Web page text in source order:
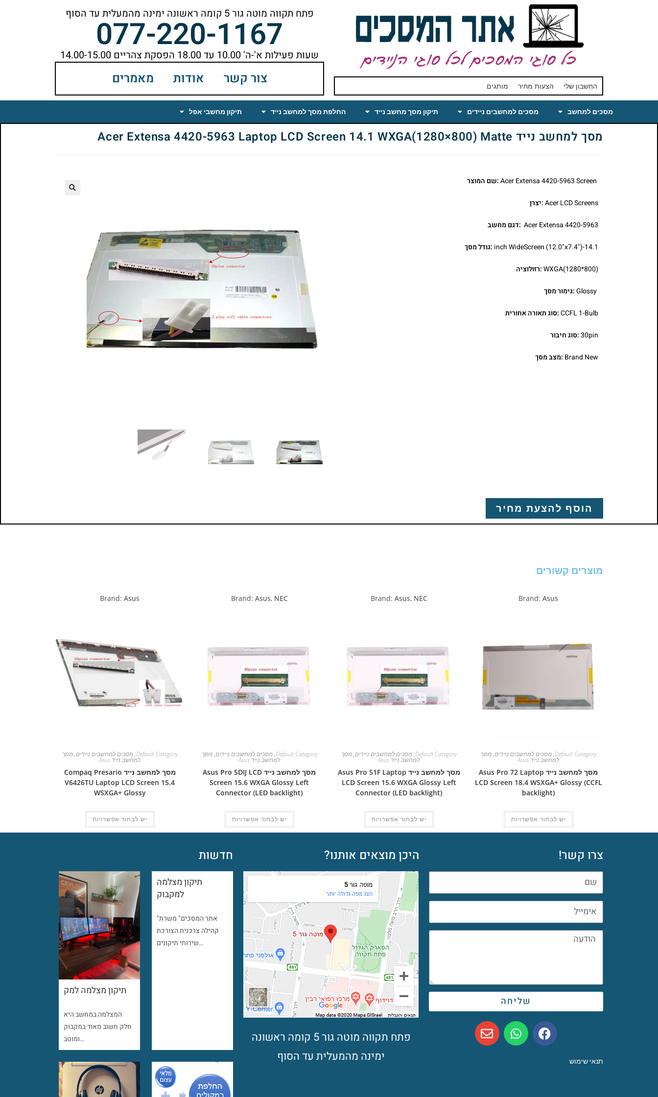
החשבון שלי הצעות מחיר מותגים
פתח תקווה מוטה גור 5 קומה ראשונה ימינה מהמעלית עד הסוף
077-220-1167שעות פעילות א'-ה' 10.00 עד 18.00 הפסקת צהריים 14.00-15.00
צור קשר אודות מאמרים
מסכים למחשב מסכים למחשבים ניידים תיקון מסך מחשב נייד החלפת מסך למחשב נייד תיקון מחשבי אפל
מסך למחשב נייד Acer Extensa 4420-5963 Laptop LCD Screen 14.1 WXGA(1280×800) Matte
:שם המוצר
Acer LCD Screens:יצרן
Acer Extensa 4420-5963 :דגם מחשב
14.1-inch WideScreen (12.0"x7.4") :גודל מסך
WXGA(1280*800):רזולוציה
Glossy:גימור מסך
CCFL 1-Bulb:סוג תאורה אחורית
30pin:סוג חיבור
Brand New :מצב מסך
הוסף להצעת מחיר
מוצרים קשורים
Brand: Asus
Default Category
,מסכים למחשבים ניידים,מסך
למחשב נייד Asus
מסך למחשב נייד Asus Pro 72 Laptop
LCD Screen 18.4 WSXGA+ Glossy (CCFL
backlight)
יש לבחור אפשרויות
Brand: Asus, NEC
Default Category
,מסכים למחשבים ניידים,מסך
למחשב נייד Asus
מסך למחשב נייד Asus Pro 51F Laptop
LCD Screen 15.6 WXGA Glossy Left
Connector (LED backlight)
יש לבחור אפשרויות
Brand: Asus, NEC
Default Category
,מסכים למחשבים ניידים,מסך
למחשב נייד Asus
מסך למחשב נייד Asus Pro 5DIJ LCD
Screen 15.6 WXGA Glossy Left
Connector (LED backlight)
יש לבחור אפשרויות
Brand: Asus
Default Category
,מסכים למחשבים ניידים,מסך
למחשב נייד Asus
מסך למחשב נייד Compaq Presario
V6426TU Laptop LCD Screen 15.4
WSXGA+ Glossy
יש לבחור אפשרויות
צרו קשר!
שליחה
תנאי שימוש
היכן מוצאים אותנו?
פתח תקווה מוטה גור 5 קומה ראשונה
ימינה מהמעלית עד הסוף
חדשות
תיקון מצלמה למק
המצלמה במחשב היא
חלק חשוב מאוד במקבוק
ומוטב…
תיקון מצלמה
למקבוק
"אתר המסכים" משרת
קהילה צרכנית הצורכת
שירותי תיקונים…